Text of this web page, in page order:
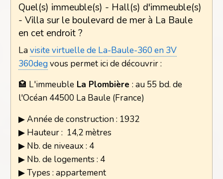
Quel(s) immeuble(s) - Hall(s) d'immeuble(s)
- Villa sur le boulevard de mer à La Baule
en cet endroit ?
Lavisite virtuelle de La-Baule-360 en 3V
360degvous permet ici de découvrir :
🏩 L'immeuble La Plombière: au 55 bd. de
l'Océan 44500 La Baule (France)
▶ Année de construction : 1932
▶ Hauteur : 14,2 mètres
▶ Nb. de niveaux : 4
▶ Nb. de logements : 4
▶ Types : appartement